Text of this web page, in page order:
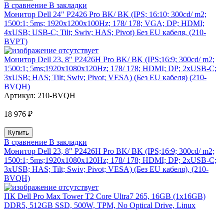
В сравнение В закладки
Монитор Dell 24" P2426 Pro BK/ BK (IPS; 16:10; 300cd/ m2;
1500:1; 5ms; 1920x1200x100Hz; 178/ 178; VGA; DP; HDMI;
4xUSB; USB-C; Tilt; Swiv; HAS; Pivot) Без EU кабеля, (210-
BVPT)
Монитор Dell 23, 8" P2426H Pro BK/ BK (IPS;16:9; 300cd/ m2;
1500:1; 5ms;1920x1080x120Hz; 178/ 178; HDMI; DP; 2xUSB-C;
3xUSB; HAS; Tilt; Swiv; Pivot; VESA) (Без EU кабеля) (210-
BVQH)
Артикул: 210-BVQH
18 976 ₽
В сравнение В закладки
Монитор Dell 23, 8" P2426H Pro BK/ BK (IPS;16:9; 300cd/ m2;
1500:1; 5ms;1920x1080x120Hz; 178/ 178; HDMI; DP; 2xUSB-C;
3xUSB; HAS; Tilt; Swiv; Pivot; VESA) (Без EU кабеля), (210-
BVQH)
ПК Dell Pro Max Tower T2 Core Ultra7 265, 16GB (1x16GB)
DDR5, 512GB SSD, 500W, TPM, No Optical Drive, Linux